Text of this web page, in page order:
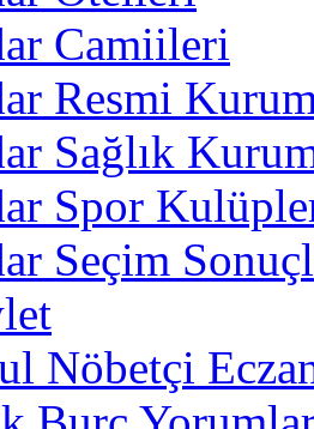
Camiileri
Resmi
Sağlık
Spor
Seçim
Nöbetçi